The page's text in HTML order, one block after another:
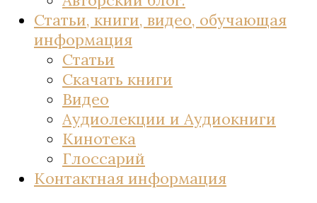
Статьи, книги, видео, обучающая
информация
Статьи
Скачать книги
Видео
Аудиолекции и Аудиокниги
Кинотека
Глоссарий
Контактная информация